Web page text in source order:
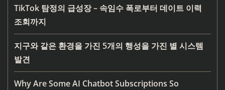
TikTok 탐정의 급성장 – 속임수 폭로부터 데이트 이력
조회까지
지구와 같은 환경을 가진 5개의 행성을 가진 별 시스템
발견
Why Are Some AI Chatbot Subscriptions So